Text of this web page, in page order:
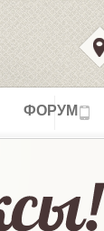
ФОРУМ